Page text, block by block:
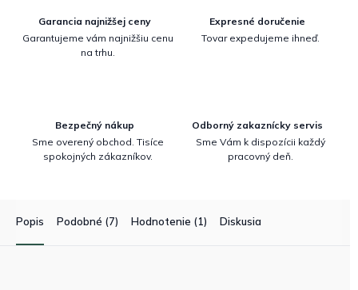
Garancia najnižšej ceny
Garantujeme vám najnižšiu cenu
na trhu.
Expresné doručenie
Tovar expedujeme ihneď.
Bezpečný nákup
Sme overený obchod. Tisíce
spokojných zákazníkov.
Odborný zakaznícky servis
Sme Vám k dispozícii každý
pracovný deň.
Popis Podobné (7) Hodnotenie (1) Diskusia